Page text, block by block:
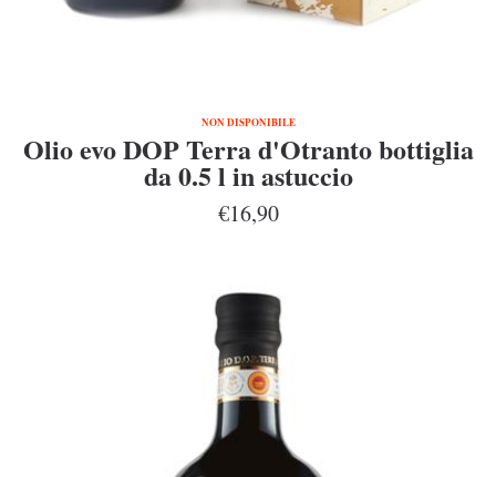
NON DISPONIBILE
Olio evo DOP Terra d'Otranto bottiglia
da 0.5 l in astuccio
€16,90